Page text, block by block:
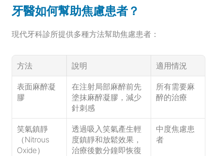
牙醫如何幫助焦慮患者？
現代牙科診所提供多種方法幫助焦慮患者：
方法 說明 適用情況
表面麻醉凝
膠
在注射局部麻醉前先
塗抹麻醉凝膠，減少
針刺感
所有需要麻
醉的治療
笑氣鎮靜
（Nitrous
Oxide）
透過吸入笑氣產生輕
度鎮靜和放鬆效果，
治療後數分鐘即恢復
中度焦慮患
者